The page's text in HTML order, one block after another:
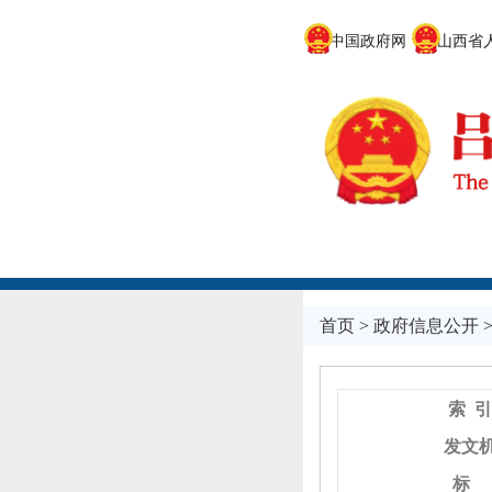
中国政府网 山西省人
首页> 政府信息公开
索
发文
标